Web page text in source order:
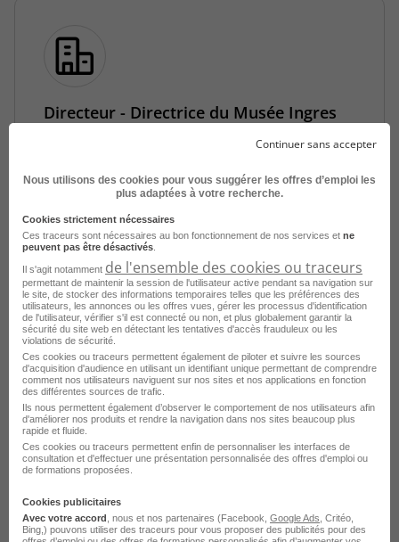
Directeur - Directrice du Musée Ingres
Fonctionnaire
Fonction Publique Territoriale
Publié le 19 juillet 2026
Je postule
Directeur des Musées et de la
Vienne H/F
Continuer sans accepter
Nous utilisons des cookies pour vous suggérer les offres d’emploi les
plus adaptées à votre recherche.
Cookies strictement nécessaires
Ces traceurs sont nécessaires au bon fonctionnement de nos services et ne
peuvent pas être désactivés
Il s'agit notamment de l'ensemble des cookies ou traceurs
permettant de maintenir la session de l'utilisateur active pendant sa navigation sur
le site, de stocker des informations temporaires telles que les préférences des
utilisateurs, les annonces ou les offres vues, gérer les processus d'identification
de l'utilisateur, vérifier s'il est connecté ou non, et plus globalement garantir la
sécurité du site web en détectant les tentatives d'accès frauduleux ou les
violations de sécurité.
Ces cookies ou traceurs permettent également de piloter et suivre les sources
d'acquisition d'audience en utilisant un identifiant unique permettant de comprendre
comment nos utilisateurs naviguent sur nos sites et nos applications en fonction
des différentes sources de trafic.
Ils nous permettent également d’observer le comportement de nos utilisateurs afin
d'améliorer nos produits et rendre la navigation dans nos sites beaucoup plus
rapide et fluide.
Ces cookies ou traceurs permettent enfin de personnaliser les interfaces de
consultation et d'effectuer une présentation personnalisée des offres d'emploi ou
de formations proposées.
Cookies publicitaires
Avec votre accord , nous et nos partenaires (Facebook, Google Ads , Critéo,
Bing,) pouvons utiliser des traceurs pour vous proposer des publicités pour des